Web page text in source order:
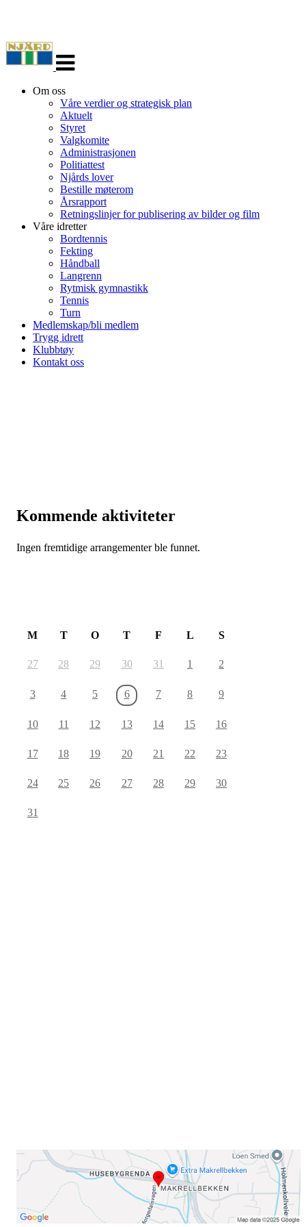
navigasjon
Om oss
Våre verdier og strategisk plan
Aktuelt
Styret
Valgkomite
Administrasjonen
Politiattest
Njårds lover
Bestille møterom
Årsrapport
Retningslinjer for publisering av bilder og film
Våre idretter
Bordtennis
Fekting
Håndball
Langrenn
Rytmisk gymnastikk
Tennis
Turn
Medlemskap/bli medlem
Trygg idrett
Klubbtøy
Kontakt oss
Kommende aktiviteter
Ingen fremtidige arrangementer ble funnet.
M T O T F L S
27 28 29 30 31 1 2
3 4 5 6 7 8 9
10 11 12 13 14 15 16
17 18 19 20 21 22 23
24 25 26 27 28 29 30
31